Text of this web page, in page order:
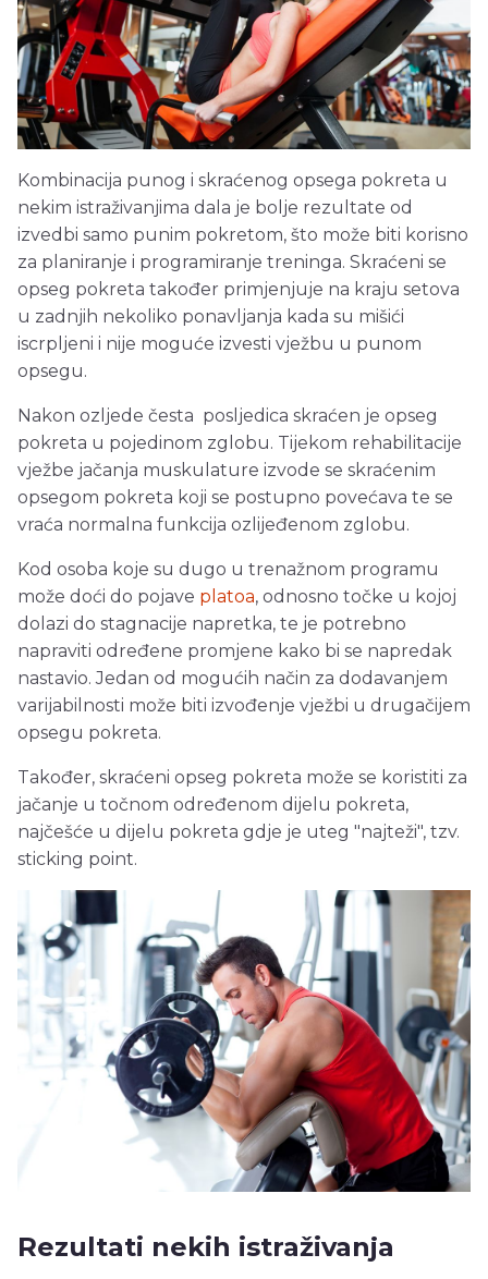
Kombinacija punog i skraćenog opsega pokreta u
nekim istraživanjima dala je bolje rezultate od
izvedbi samo punim pokretom, što može biti korisno
za planiranje i programiranje treninga. Skraćeni se
opseg pokreta također primjenjuje na kraju setova
u zadnjih nekoliko ponavljanja kada su mišići
iscrpljeni i nije moguće izvesti vježbu u punom
opsegu.
Nakon ozljede česta posljedica skraćen je opseg
pokreta u pojedinom zglobu. Tijekom rehabilitacije
vježbe jačanja muskulature izvode se skraćenim
opsegom pokreta koji se postupno povećava te se
vraća normalna funkcija ozlijeđenom zglobu.
Kod osoba koje su dugo u trenažnom programu
može doći do pojave platoa, odnosno točke u kojoj
dolazi do stagnacije napretka, te je potrebno
napraviti određene promjene kako bi se napredak
nastavio. Jedan od mogućih način za dodavanjem
varijabilnosti može biti izvođenje vježbi u drugačijem
opsegu pokreta.
Također, skraćeni opseg pokreta može se koristiti za
jačanje u točnom određenom dijelu pokreta,
najčešće u dijelu pokreta gdje je uteg "najteži", tzv.
sticking point.
Rezultati nekih istraživanja